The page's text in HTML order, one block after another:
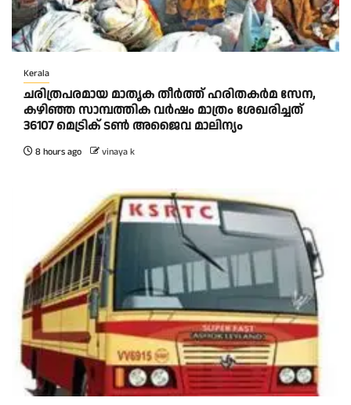
Kerala
ചരിത്രപരമായ മാതൃക തീര്‍ത്ത് ഹരിതകര്‍മ സേന,
കഴിഞ്ഞ സാമ്പത്തിക വര്‍ഷം മാത്രം ശേഖരിച്ചത്
36107 മെട്രിക് ടണ്‍ അജൈവ മാലിന്യം
8 hours ago vinaya k